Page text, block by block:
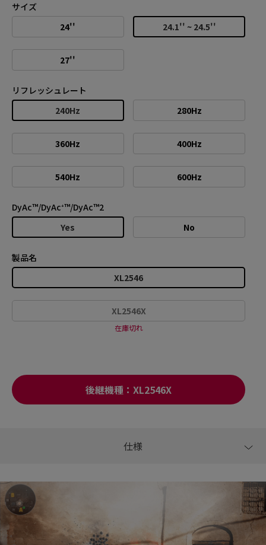
サイズ
24''
24.1'' ~ 24.5''
27''
リフレッシュレート
240Hz
280Hz
360Hz 400Hz
540Hz 600Hz
DyAc™/DyAc⁺™/DyAc™2
Yes
No
製品名
XL2546
XL2546X
在庫切れ
後継機種：XL2546X